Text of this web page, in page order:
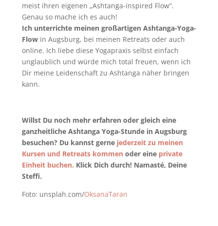
meist ihren eigenen „Ashtanga-inspired Flow“.
Genau so mache ich es auch!
Ich unterrichte meinen großartigen Ashtanga-Yoga-
Flowin Augsburg, bei meinen Retreats oder auch
online. Ich liebe diese Yogapraxis selbst einfach
unglaublich und würde mich total freuen, wenn ich
Dir meine Leidenschaft zu Ashtanga näher bringen
kann.
Willst Du noch mehr erfahren oder gleich eine
ganzheitliche Ashtanga Yoga-Stunde in Augsburg
besuchen? Du kannst gerne jederzeit zu meinen
Kursen und Retreats kommenoder eine private
Einheit buchen. Klick Dich durch! Namasté, Deine
Steffi.
Foto: unsplah.com/OksanaTaran